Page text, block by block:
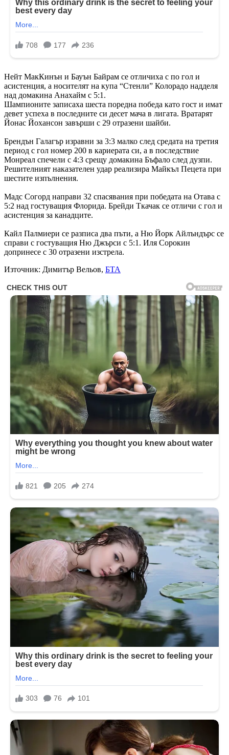
Нейт МакКинън и Бауън Байрам се отличиха с по гол и
асистенция, а носителят на купа “Стенли” Колорадо надделя
над домакина Анахайм с 5:1.
Шампионите записаха шеста поредна победа като гост и имат
девет успеха в последните си десет мача в лигата. Вратарят
Йонас Йохансон завърши с 29 отразени шайби.
Брендън Галагър изравни за 3:3 малко след средата на третия
период с гол номер 200 в кариерата си, а в последствие
Монреал спечели с 4:3 срещу домакина Бъфало след дузпи.
Решителният наказателен удар реализира Майкъл Пецета при
шестите изпълнения.
Мадс Согорд направи 32 спасявания при победата на Отава с
5:2 над гостуващия Флорида. Брейди Ткачак се отличи с гол и
асистенция за канадците.
Кайл Палмиери се разписа два пъти, а Ню Йорк Айлъндърс се
справи с гостуващия Ню Джърси с 5:1. Иля Сорокин
допринесе с 30 отразени изстрела.
Източник: Димитър Вельов, БТА